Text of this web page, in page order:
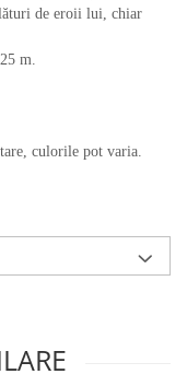
de eroii lui, chiar
m.
culorile pot varia.